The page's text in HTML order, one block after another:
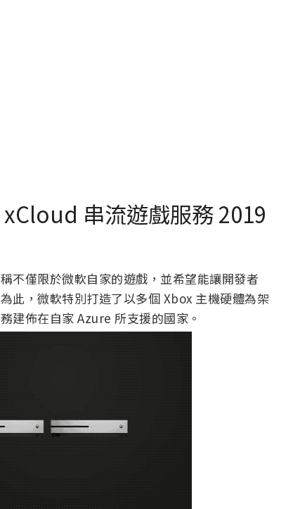
串流遊戲服務 2019
不僅限於微軟自家的遊戲，並希望能讓開發者
此，微軟特別打造了以多個 Xbox 主機硬體為架
建佈在自家 Azure 所支援的國家。